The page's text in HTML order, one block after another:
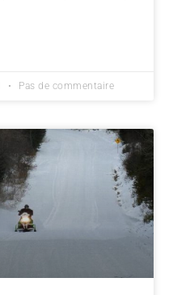
Pas de commentaire